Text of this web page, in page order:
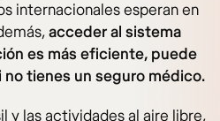
internacionales esperan en
acceder al sistema
es más eficiente, puede
tienes un seguro médico.
y las actividades al aire libre,